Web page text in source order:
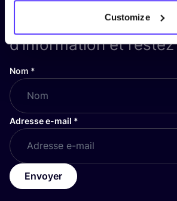
Customize
Inscrivez-vous à notre
d’information et
Nom *
Adresse e-mail *
Envoyer